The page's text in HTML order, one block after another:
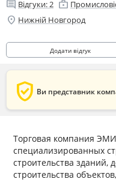
comment Відгуки:2 enterprise
location_on Нижній Новгород
Додати відгук
verified_user Ви представник
Торговая компания
специализированных
строительства зданий,
строительства